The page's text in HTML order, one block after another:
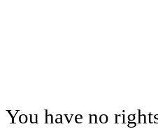
You have no